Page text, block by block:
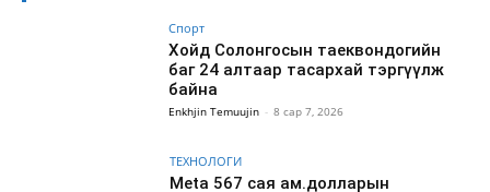
Спорт
Хойд Солонгосын таеквондогийн
баг 24 алтаар тасархай тэргүүлж
байна
Enkhjin Temuujin - 8 сар 7, 2026
ТЕХНОЛОГИ
Meta 567 сая ам.долларын